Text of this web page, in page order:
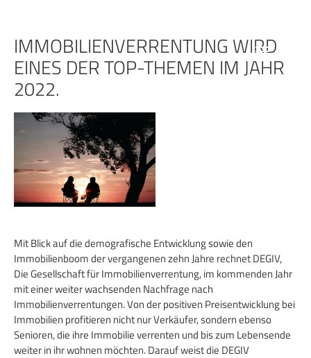
springen
IMMOBILIENVERRENTUNG WIRD
EINES DER TOP-THEMEN IM JAHR
2022.
Mit Blick auf die demografische Entwicklung sowie den
Immobilienboom der vergangenen zehn Jahre rechnet DEGIV,
Die Gesellschaft für Immobilienverrentung, im kommenden Jahr
mit einer weiter wachsenden Nachfrage nach
Immobilienverrentungen. Von der positiven Preisentwicklung bei
Immobilien profitieren nicht nur Verkäufer, sondern ebenso
Senioren, die ihre Immobilie verrenten und bis zum Lebensende
weiter in ihr wohnen möchten. Darauf weist die DEGIV